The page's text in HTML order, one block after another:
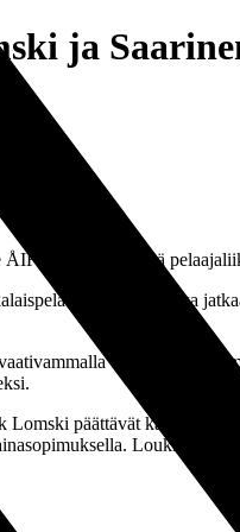
ja
ÅIFK:n välillä pientä
Leroy Maluka
tasolla. Hän
Lomski päättävät kautensa